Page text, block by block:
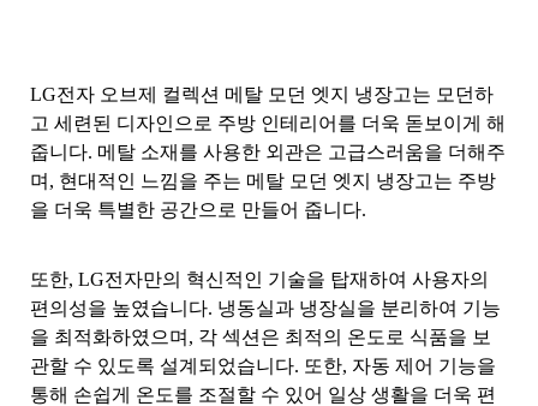
LG전자 오브제 컬렉션 메탈 모던 엣지 냉장고는 모던하
고 세련된 디자인으로 주방 인테리어를 더욱 돋보이게 해
줍니다. 메탈 소재를 사용한 외관은 고급스러움을 더해주
며, 현대적인 느낌을 주는 메탈 모던 엣지 냉장고는 주방
을 더욱 특별한 공간으로 만들어 줍니다.
또한, LG전자만의 혁신적인 기술을 탑재하여 사용자의
편의성을 높였습니다. 냉동실과 냉장실을 분리하여 기능
을 최적화하였으며, 각 섹션은 최적의 온도로 식품을 보
관할 수 있도록 설계되었습니다. 또한, 자동 제어 기능을
통해 손쉽게 온도를 조절할 수 있어 일상 생활을 더욱 편